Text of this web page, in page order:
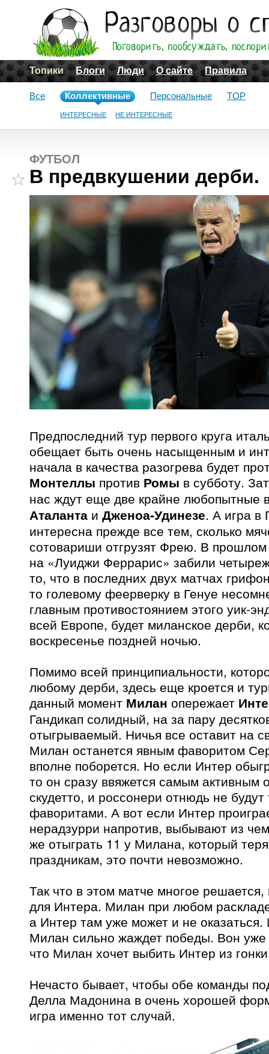
Топики Блоги Люди О сайте Правила
Все Коллективные
ИНТЕРЕСНЫЕ НЕ ИНТЕРЕСНЫЕ
Персональные TOP
ФУТБОЛ
В предвкушении дерби.
Предпоследний тур первого круга
обещает быть очень насыщенным и
начала в качества разогрева будет
Монтеллы против Ромы в субботу.
нас ждут еще две крайне любопытные
Аталанта и Дженоа-Удинезе. А игра в
интересна прежде все тем, сколько
сотовариши отгрузят Фрею. В
на «Луиджи Феррарис» забили
то, что в последних двух матчах
то голевому феерверку в Генуе
главным противостоянием этого уик-
всей Европе, будет миланское дерби,
воскресенье поздней ночью.
Помимо всей принципиальности,
любому дерби, здесь еще кроется и
данный момент Милан опережает
Гандикап солидный, на за пару
отыгрываемый. Ничья все оставит на
Милан останется явным фаворитом
вполне поборется. Но если Интер
то он сразу ввяжется самым активным
скудетто, и россонери отнюдь не
фаворитами. А вот если Интер
нерадзурри напротив, выбывают из
же отыграть 11 у Милана, который
праздникам, это почти невозможно.
Так что в этом матче многое
для Интера. Милан при любом
а Интер там уже может и не
Милан сильно жаждет победы. Вон уже
что Милан хочет выбить Интер из гонки
Нечасто бывает, чтобы обе команды
Делла Мадонина в очень хорошей
игра именно тот случай.